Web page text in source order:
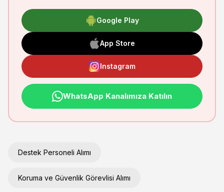
Google Play
App Store
Instagram
WhatsApp Kanalımıza Katılın
Destek Personeli Alımı
Koruma ve Güvenlik Görevlisi Alımı